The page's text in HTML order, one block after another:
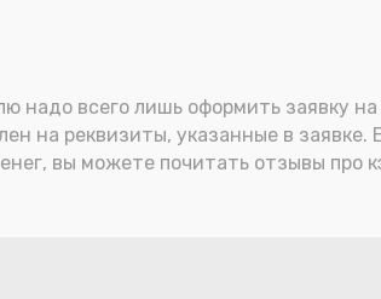
надо всего лишь оформить заявку
на реквизиты, указанные в
вы можете почитать отзывы про